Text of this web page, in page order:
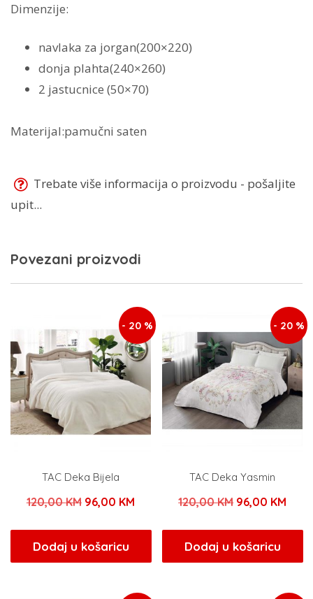
Dimenzije:
navlaka za jorgan(200×220)
donja plahta(240×260)
2 jastucnice (50×70)
Materijal:pamučni saten
Trebate više informacija o proizvodu - pošaljite
upit...
Povezani proizvodi
- 20 %
TAC Deka Bijela
120,00KM Izvorna
bila
je:
96,00 KMTrenutna
96,00 KM.
Dodaj u košaricu
- 20 %
TAC Deka Yasmin
120,00KM Izvorna
bila
je:
96,00 KM
Dodaj u košaricu